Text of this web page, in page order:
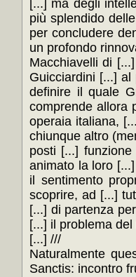
[...] ma degli
più splendido
per concludere
un profondo
Macchiavelli di
Guicciardini [...]
definire il quale
comprende allora
operaia italiana,
chiunque altro
posti [...]
animato la loro
il sentimento
scoprire, ad [...]
[...] di partenza
[...] il problema
[...] ///
Naturalmente
Sanctis: incontro